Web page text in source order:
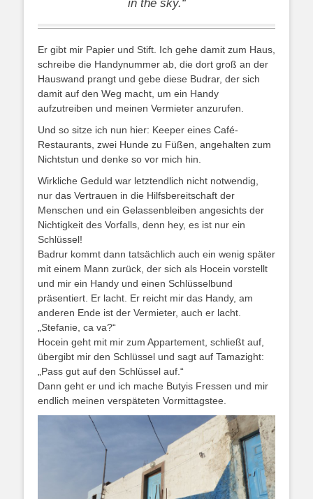
in the sky.“
Er gibt mir Papier und Stift. Ich gehe damit zum Haus,
schreibe die Handynummer ab, die dort groß an der
Hauswand prangt und gebe diese Budrar, der sich
damit auf den Weg macht, um ein Handy
aufzutreiben und meinen Vermieter anzurufen.
Und so sitze ich nun hier: Keeper eines Café-
Restaurants, zwei Hunde zu Füßen, angehalten zum
Nichtstun und denke so vor mich hin.
Wirkliche Geduld war letztendlich nicht notwendig,
nur das Vertrauen in die Hilfsbereitschaft der
Menschen und ein Gelassenbleiben angesichts der
Nichtigkeit des Vorfalls, denn hey, es ist nur ein
Schlüssel!
Badrur kommt dann tatsächlich auch ein wenig später
mit einem Mann zurück, der sich als Hocein vorstellt
und mir ein Handy und einen Schlüsselbund
präsentiert. Er lacht. Er reicht mir das Handy, am
anderen Ende ist der Vermieter, auch er lacht.
„Stefanie, ca va?“
Hocein geht mit mir zum Appartement, schließt auf,
übergibt mir den Schlüssel und sagt auf Tamazight:
„Pass gut auf den Schlüssel auf.“
Dann geht er und ich mache Butyis Fressen und mir
endlich meinen verspäteten Vormittagstee.